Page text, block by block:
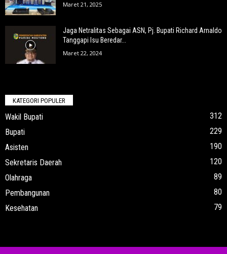
Maret 21, 2025
Jaga Netralitas Sebagai ASN, Pj. Bupati Richard Arnaldo
Tanggapi Isu Beredar...
Maret 22, 2024
KATEGORI POPULER
Wakil Bupati
312
Bupati
229
Asisten
190
Sekretaris Daerah
120
Olahraga
89
Pembangunan
80
Kesehatan
79